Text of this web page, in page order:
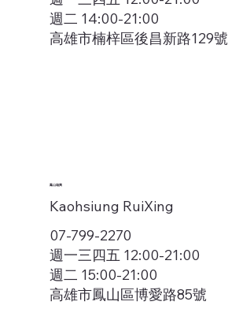
週二 14:00-21:00
高雄市楠梓區後昌新路129號
鳳山瑞興
Kaohsiung RuiXing
07-799-2270
週一三四五 12:00-21:00
週二 15:00-21:00
高雄市鳳山區博愛路85號